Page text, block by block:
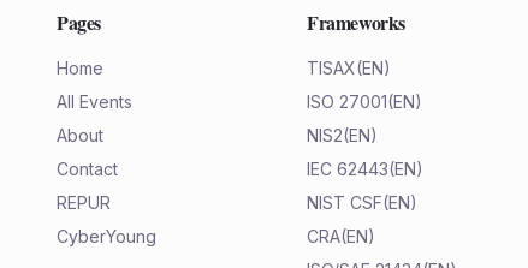
Pages
Home
All Events
About
Contact
REPUR
CyberYoung
Frameworks
TISAX(EN)
ISO 27001(EN)
NIS2(EN)
IEC 62443(EN)
NIST CSF(EN)
CRA(EN)